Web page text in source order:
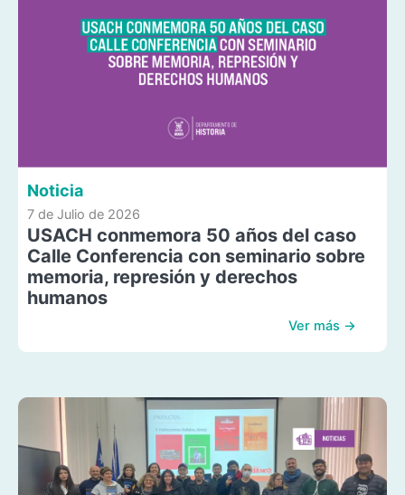
Noticia
7 de Julio de 2026
USACH conmemora 50 años del caso
Calle Conferencia con seminario sobre
memoria, represión y derechos
humanos
Ver más →